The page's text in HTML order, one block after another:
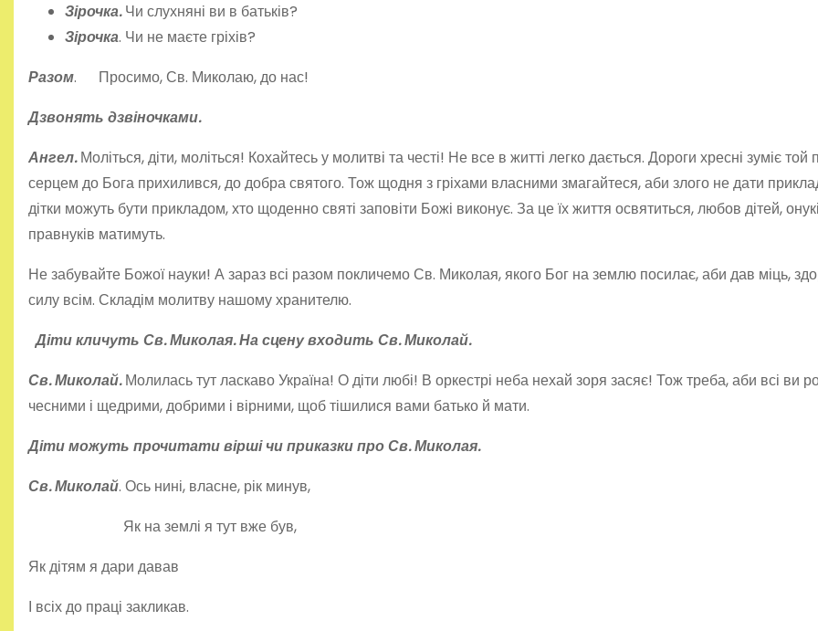
Зірочка.Чи слухняні ви в батьків?
Зірочка. Чи не маєте гріхів?
Разом. Просимо, Св. Миколаю, до нас!
Дзвонять дзвіночками.
Ангел.Моліться, діти, моліться! Кохайтесь у молитві та честі! Не все в житті легко дається. Дороги хресні зуміє той
серцем до Бога прихилився, до добра святого. Тож щодня з гріхами власними змагайтеся, аби злого не дати
дітки можуть бути прикладом, хто щоденно святі запо­віти Божі виконує. За це їх життя освятиться, любов дітей,
правнуків матимуть.
Не забувайте Божої науки! А зараз всі разом покличемо Св. Миколая, якого Бог на землю посилає, аби дав міць,
силу всім. Складім молитву нашому хранителю.
Діти кличуть Св. Миколая. На сцену входить Св. Миколай.
Св. Миколай.Молилась тут ласкаво Україна! О діти любі! В оркестрі неба нехай зоря засяє! Тож треба, аби всі ви
чесними і щедрими, добрими і вірними, щоб тішилися вами батько й мати.
Діти можуть прочитати вірші чи приказки про Св. Миколая.
Св. Миколай. Ось нині, власне, рік минув,
Як на землі я тут вже був,
Як дітям я дари давав
І всіх до праці закликав.